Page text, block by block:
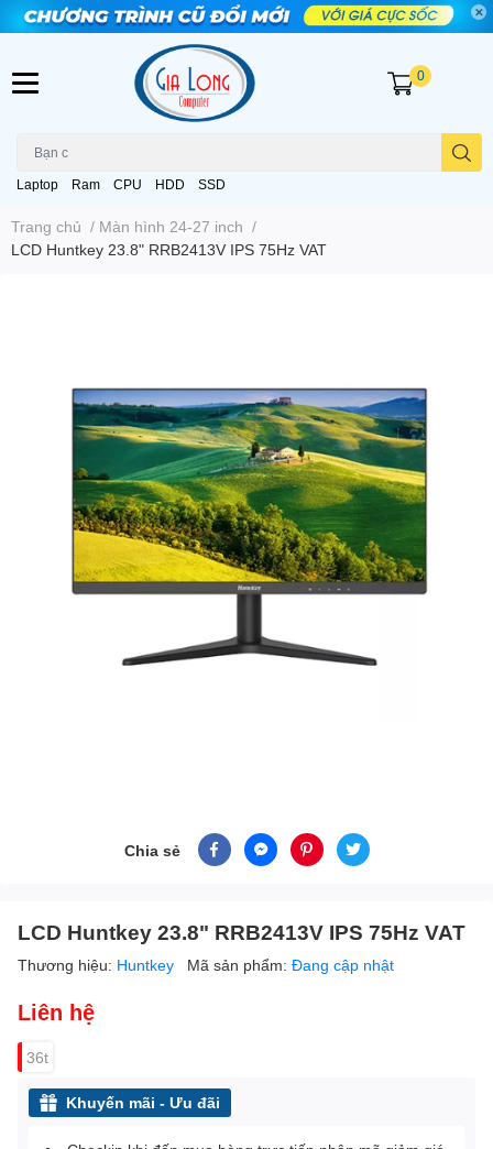
Laptop Ram CPU HDD SSD
0
Trang chủ / Màn hình 24-27 inch /
LCD Huntkey 23.8" RRB2413V IPS 75Hz VAT
Chia sẻ
LCD Huntkey 23.8" RRB2413V IPS 75Hz VAT
Thương hiệu: Huntkey Mã sản phẩm: Đang cập nhật
Liên hệ
36t
Khuyến mãi - Ưu đãi